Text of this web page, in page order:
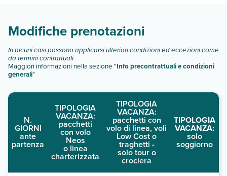
Modifiche prenotazioni
In alcuni casi possono applicarsi ulteriori condizioni ed eccezioni come
da termini contrattuali.
Maggiori informazioni nella sezione "Info precontrattuali e condizioni
generali"
N.
GIORNI
ante
partenza
TIPOLOGIA
VACANZA:
pacchetti
con volo
Neos
o linea
charterizzata
TIPOLOGIA
VACANZA:
pacchetti con
volo di linea, voli
Low Cost o
traghetti -
solo tour o
crociera
TIPOLOGIA
VACANZA:
solo
soggiorno